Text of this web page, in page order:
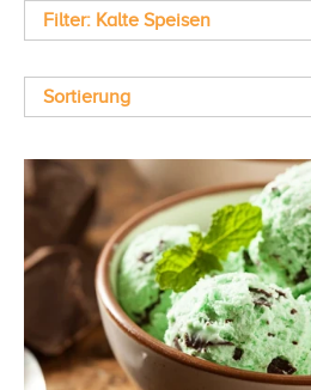
Filter: Kalte Speisen
Sortierung